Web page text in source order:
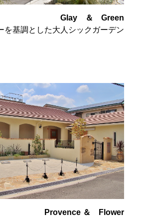
Glay ＆ Green
を基調とした大人シックガーデン
Provence ＆ Flower